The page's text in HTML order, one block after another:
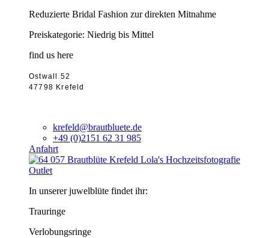
Reduzierte Bridal Fashion zur direkten Mitnahme
Preiskategorie: Niedrig bis Mittel
find us here
Ostwall 52
47798 Krefeld
krefeld@brautbluete.de
+49 (0)2151 62 31 985
Anfahrt
Outlet
In unserer juwelblüte findet ihr:
Trauringe
Verlobungsringe